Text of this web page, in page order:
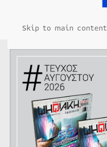
Skip to main content